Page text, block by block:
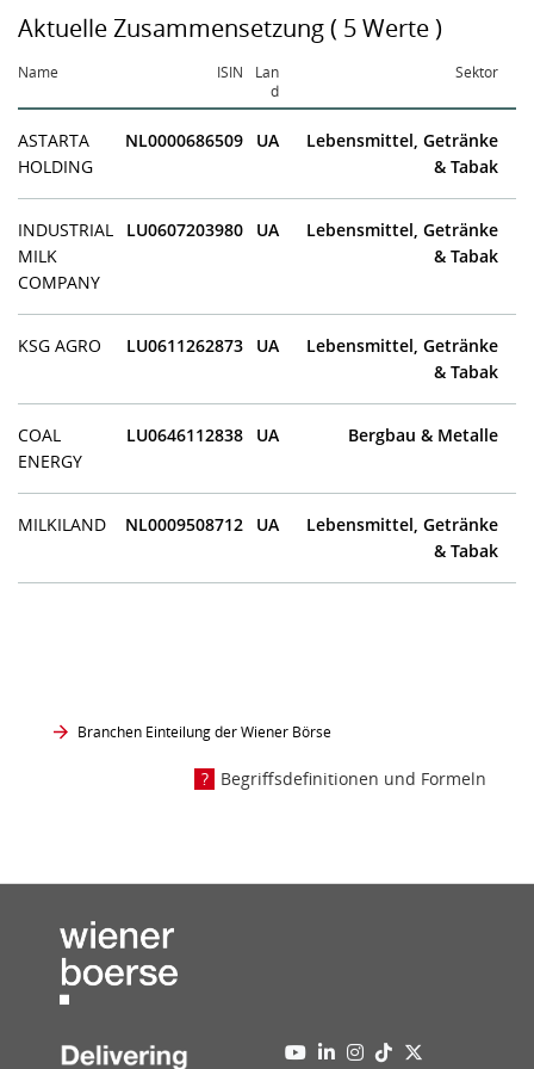
Aktuelle Zusammensetzung ( 5 Werte )
Name ISIN
Lan
d
Sektor
ASTARTA
HOLDING
NL0000686509 UA
Lebensmittel, Getränke
& Tabak
INDUSTRIAL
MILK
COMPANY
LU0607203980 UA
Lebensmittel, Getränke
& Tabak
KSG AGRO LU0611262873 UA
Lebensmittel, Getränke
& Tabak
COAL
ENERGY
LU0646112838 UA Bergbau & Metalle
MILKILAND NL0009508712 UA
Lebensmittel, Getränke
& Tabak
Branchen Einteilung der Wiener Börse
Begriffsdefinitionen und Formeln